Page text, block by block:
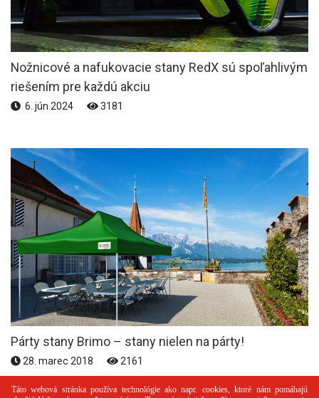
Nožnicové a nafukovacie stany RedX sú spoľahlivým
riešením pre každú akciu
6. jún 2024 3181
Párty stany Brimo – stany nielen na párty!
28. marec 2018 2161